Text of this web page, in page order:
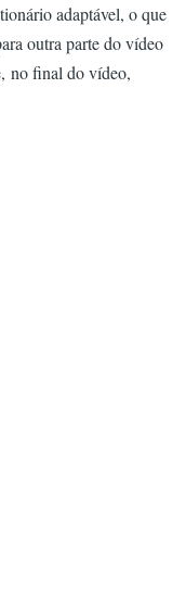
adaptável, o que
outra parte do vídeo
no final do vídeo,